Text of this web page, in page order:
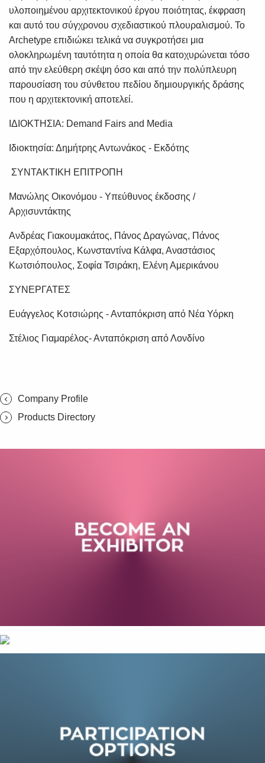
υλοποιημένου αρχιτεκτονικού έργου ποιότητας, έκφραση
και αυτό του σύγχρονου σχεδιαστικού πλουραλισμού. Το
Archetype επιδιώκει τελικά να συγκροτήσει μια
ολοκληρωμένη ταυτότητα η οποία θα κατοχυρώνεται τόσο
από την ελεύθερη σκέψη όσο και από την πολύπλευρη
παρουσίαση του σύνθετου πεδίου δημιουργικής δράσης
που η αρχιτεκτονική αποτελεί.
ΙΔΙΟΚΤΗΣΙΑ: Demand Fairs and Media
Ιδιοκτησία: Δημήτρης Αντωνάκος - Εκδότης
ΣΥΝΤΑΚΤΙΚΗ ΕΠΙΤΡΟΠΗ
Μανώλης Οικονόμου - Υπεύθυνος έκδοσης /
Αρχισυντάκτης
Ανδρέας Γιακουμακάτος, Πάνος Δραγώνας, Πάνος
Εξαρχόπουλος, Κωνσταντίνα Κάλφα, Αναστάσιος
Κωτσιόπουλος, Σοφία Τσιράκη, Ελένη Αμερικάνου
ΣΥΝΕΡΓΑΤΕΣ
Ευάγγελος Κοτσιώρης - Ανταπόκριση από Νέα Υόρκη
Στέλιος Γιαμαρέλος- Ανταπόκριση από Λονδίνο
Company Profile
Products Directory
SUBSCRIBE